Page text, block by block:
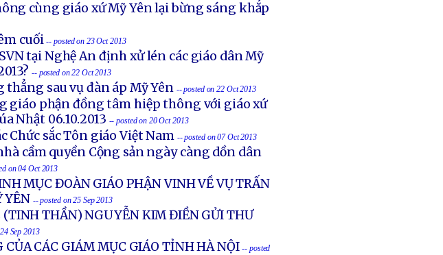
cùng giáo xứ Mỹ Yên lại bừng sáng khắp
cuối -- posted on 23 Oct 2013
tại Nghệ An định xử lén các giáo dân Mỹ
-- posted on 22 Oct 2013
thẳng sau vụ đàn áp Mỹ Yên -- posted on 22 Oct 2013
giáo phận đồng tâm hiệp thông với giáo xứ
Nhật 06.10.2013 -- posted on 20 Oct 2013
Chức sắc Tôn giáo Việt Nam -- posted on 07 Oct 2013
cầm quyền Cộng sản ngày càng dồn dân
on 04 Oct 2013
MỤC ĐOÀN GIÁO PHẬN VINH VỀ VỤ TRẤN
YÊN -- posted on 25 Sep 2013
THẦN) NGUYỄN KIM ĐIỀN GỬI THƯ
Sep 2013
CỦA CÁC GIÁM MỤC GIÁO TỈNH HÀ NỘI -- posted